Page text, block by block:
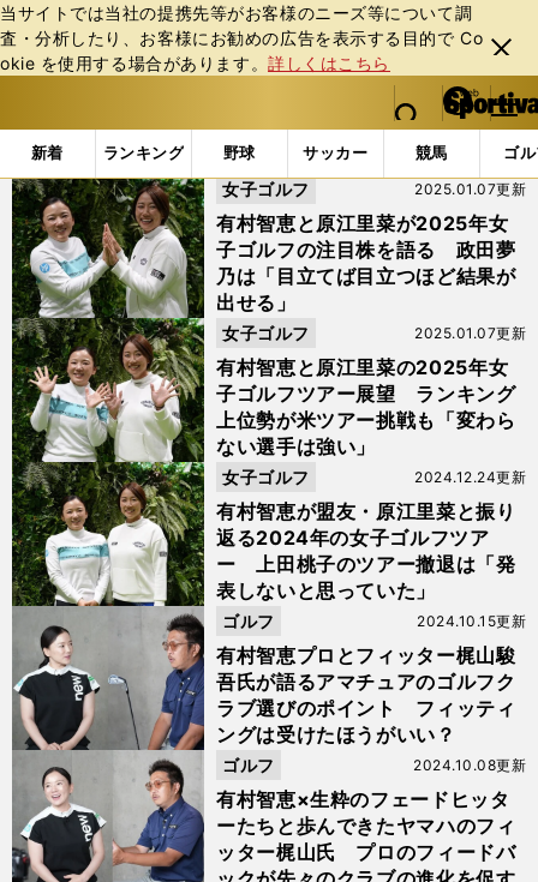
当サイトでは当社の提携先等がお客様のニーズ等について調
査・分析したり、お客様にお勧めの広告を表⽰する⽬的で Co
okie を使⽤する場合があります。詳しくはこちら
閉じ
る
web Sportiva (webスポルティーバ)
検索
マイペ
ー
ジ
メニュ
新着 ランキング 野球 サッカー 競馬 ゴ
b
ス
ポ
ル
テ
ィ
ー
バ
「#CHIETALK」の最新ニュース・ 情報
有村智恵と原江里菜が2025年女
子ゴルフの注目株を語る 政田夢
乃は「目立てば目立つほど結果が
出せる」
2025.01.07更新
女子ゴルフ
有村智恵と原江里菜の2025年女
子ゴルフツアー展望 ランキング
上位勢が米ツアー挑戦も「変わら
ない選手は強い」
2025.01.07更新
女子ゴルフ
有村智恵が盟友・原江里菜と振り
返る2024年の女子ゴルフツア
ー 上田桃子のツアー撤退は「発
表しないと思っていた」
2024.12.24更新
女子ゴルフ
有村智恵プロとフィッター梶山駿
吾氏が語るアマチュアのゴルフク
ラブ選びのポイント フィッティ
ングは受けたほうがいい？
2024.10.15更新
ゴルフ
有村智恵×生粋のフェードヒッタ
ーたちと歩んできたヤマハのフィ
ッター梶山氏 プロのフィードバ
2024.10.08更新
ゴルフ